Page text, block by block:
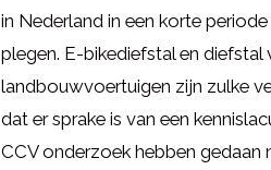
in Nederland in een korte
plegen. E-bikediefstal en
landbouwvoertuigen zijn zulke
dat er sprake is van een
CCV onderzoek hebben gedaan